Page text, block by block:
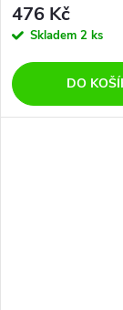
476 Kč
Skladem 2 ks
DO